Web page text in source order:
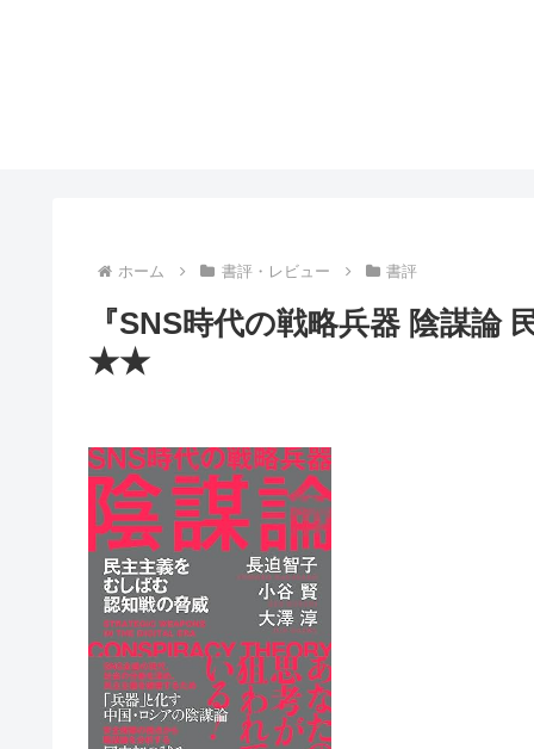
ホーム 書評・レビュー 書評
『SNS時代の戦略兵器 陰謀論
★★